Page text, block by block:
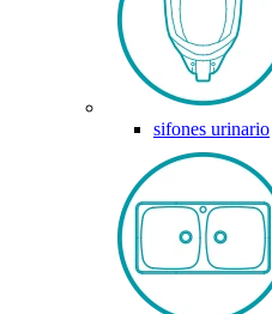
sifones urinario